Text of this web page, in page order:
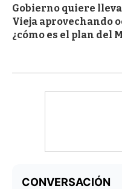
Gobierno quiere
Vieja aprovechando
¿cómo es el plan del